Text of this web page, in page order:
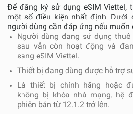
Để đăng ký sử dụng eSIM Viettel,
một số điều kiện nhất định. Dưới
người dùng cần đáp ứng nếu muốn
Người dùng đang sử dụng
sau vẫn còn hoạt động và
sang eSIM Viettel.
Thiết bị đang dùng được hỗ trợ
Là thiết bị chính hãng hoặc
không bị khóa nhà mạng, hệ
phiên bản từ 12.1.2 trở lên.